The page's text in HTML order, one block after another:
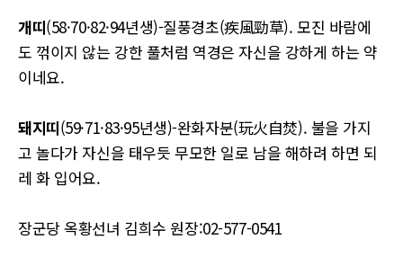
개띠(58·70·82·94년생)-질풍경초(疾風勁草). 모진 바람에
도 꺾이지 않는 강한 풀처럼 역경은 자신을 강하게 하는 약
이네요.
돼지띠(59·71·83·95년생)-완화자분(玩火自焚). 불을 가지
고 놀다가 자신을 태우듯 무모한 일로 남을 해하려 하면 되
레 화 입어요.
장군당 옥황선녀 김희수 원장:02-577-0541